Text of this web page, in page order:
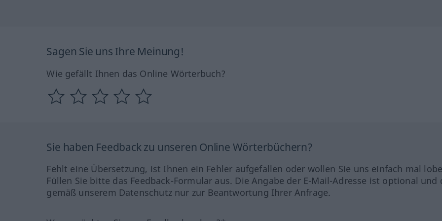
Sagen Sie uns Ihre Meinung!
Wie gefällt Ihnen das Online Wörterbuch?
Sie haben Feedback zu unseren Online Wörterbüchern?
Fehlt eine Übersetzung, ist Ihnen ein Fehler aufgefallen oder wollen Sie uns einfach mal
Füllen Sie bitte das Feedback-Formular aus. Die Angabe der E-Mail-Adresse ist optional und
gemäß unserem Datenschutz nur zur Beantwortung Ihrer Anfrage.